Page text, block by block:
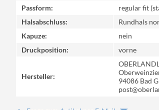
Passform:
regular fit
Halsabschluss:
Rundhals
Kapuze:
nein
Druckposition:
vorne
Hersteller:
94086 Bad